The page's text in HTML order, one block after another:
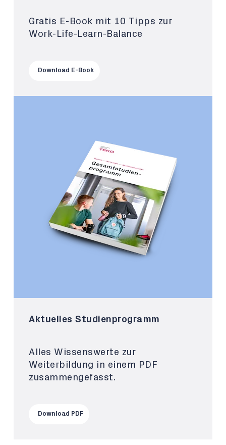
Gratis E-Book mit 10 Tipps zur
Work-Life-Learn-Balance
Download E-Book
Aktuelles Studienprogramm
Alles Wissenswerte zur
Weiterbildung in einem PDF
zusammengefasst.
Download PDF